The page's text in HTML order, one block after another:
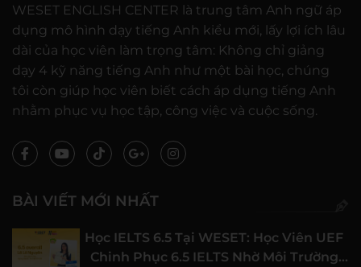
WESET ENGLISH CENTER là trung tâm Anh ngữ áp
dụng mô hình dạy tiếng Anh kiểu mới, lấy lợi ích lâu
dài của học viên làm trọng tâm: Không chỉ giảng
dạy 4 kỹ năng tiếng Anh như một bài học, chúng
tôi còn giúp học viên biết cách áp dụng tiếng Anh
nhằm phục vụ học tập, công việc và cuộc sống.
BÀI VIẾT MỚI NHẤT
Học IELTS 6.5 Tại WESET: Học Viên UEF
Chinh Phục 6.5 IELTS Nhờ Môi Trường